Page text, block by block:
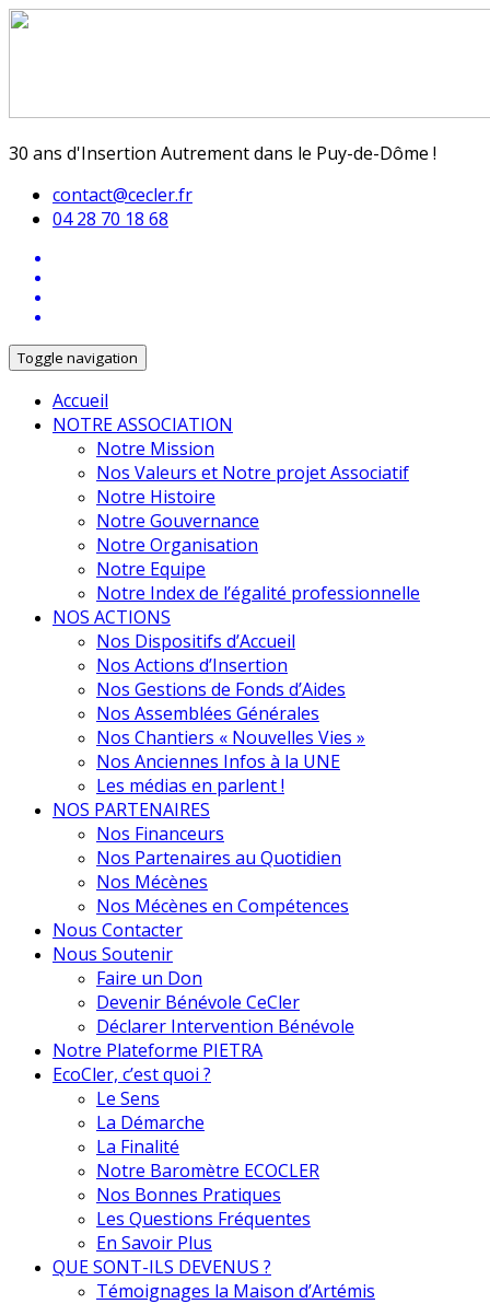
30 ans d'Insertion Autrement dans le Puy-de-Dôme !
contact@cecler.fr
04 28 70 18 68
Toggle navigation
Accueil
NOTRE ASSOCIATION
Notre Mission
Nos Valeurs et Notre projet Associatif
Notre Histoire
Notre Gouvernance
Notre Organisation
Notre Equipe
Notre Index de l’égalité professionnelle
NOS ACTIONS
Nos Dispositifs d’Accueil
Nos Actions d’Insertion
Nos Gestions de Fonds d’Aides
Nos Assemblées Générales
Nos Chantiers « Nouvelles Vies »
Nos Anciennes Infos à la UNE
Les médias en parlent !
NOS PARTENAIRES
Nos Financeurs
Nos Partenaires au Quotidien
Nos Mécènes
Nos Mécènes en Compétences
Nous Contacter
Nous Soutenir
Faire un Don
Devenir Bénévole CeCler
Déclarer Intervention Bénévole
Notre Plateforme PIETRA
EcoCler, c’est quoi ?
Le Sens
La Démarche
La Finalité
Notre Baromètre ECOCLER
Nos Bonnes Pratiques
Les Questions Fréquentes
En Savoir Plus
QUE SONT-ILS DEVENUS ?
Témoignages la Maison d’Artémis